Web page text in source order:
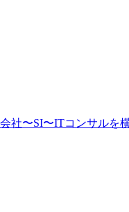
社〜SI〜ITコンサルを横